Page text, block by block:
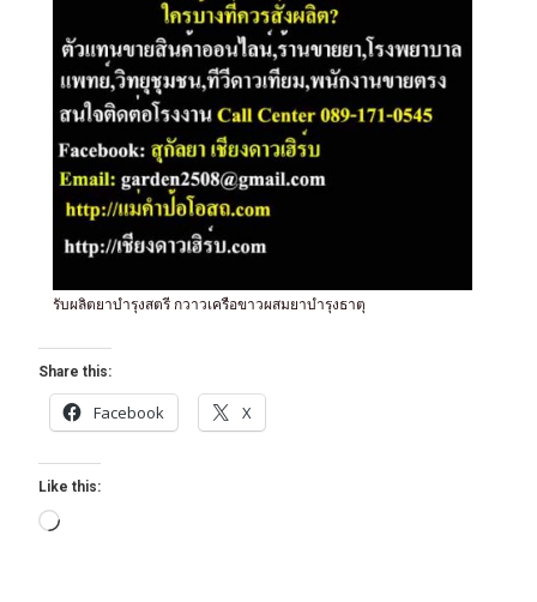
รับผลิตยาบำรุงสตรี กวาวเครือขาวผสมยาบำรุงธาตุ
Share this:
Facebook X
Like this: